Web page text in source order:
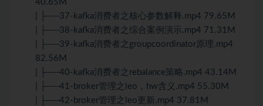
40.65M
| ├──37-kafka消费者之核心参数解释.mp4 79.65M
| ├──38-kafka消费者之综合案例演示.mp4 71.31M
| ├──39-kafka消费者之groupcoordinator原理.mp4
82.56M
| ├──40-kafka消费者之rebalance策略.mp4 43.14M
| ├──41-broker管理之leo，hw含义.mp4 55.30M
| ├──42-broker管理之leo更新.mp4 37.81M